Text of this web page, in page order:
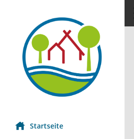
Startseite